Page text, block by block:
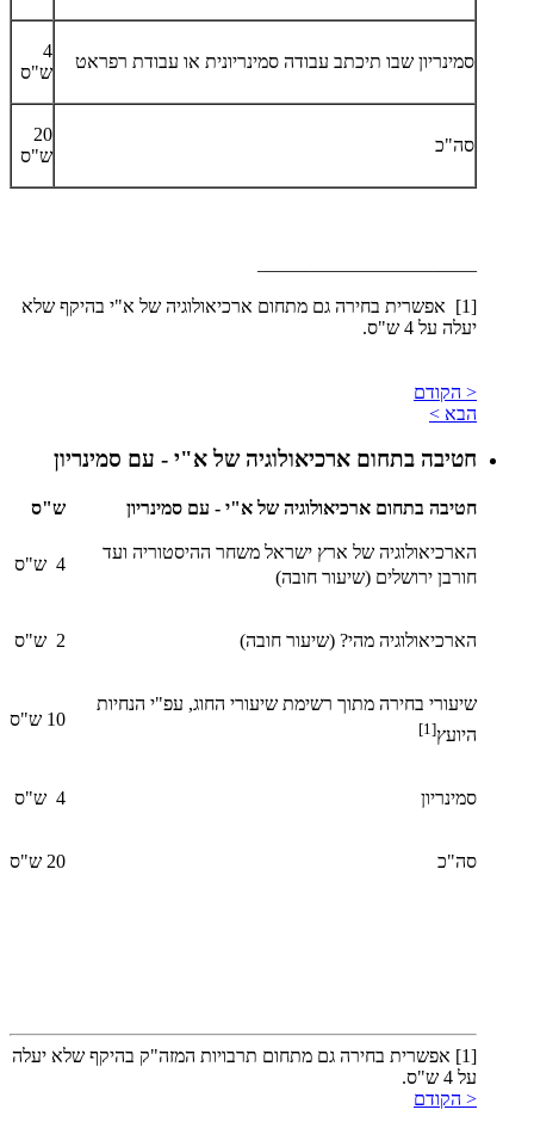
סמינריון שבו תיכתב עבודה סמינריונית או עבודת רפראט
4
ש"ס
סה"כ
20
ש"ס
[1] אפשרית בחירה גם מתחום ארכיאולוגיה של א"י בהיקף שלא
יעלה על 4 ש"ס.
< הקודם
הבא >
חטיבה בתחום ארכיאולוגיה של א"י - עם סמינריון
חטיבה בתחום ארכיאולוגיה של א"י - עם סמינריון ש"ס
הארכיאולוגיה של ארץ ישראל משחר ההיסטוריה ועד
חורבן ירושלים (שיעור חובה)
4 ש"ס
הארכיאולוגיה מהי? (שיעור חובה) 2 ש"ס
שיעורי בחירה מתוך רשימת שיעורי החוג, עפ"י הנחיות
היועץ[1] 10 ש"ס
סמינריון 4 ש"ס
סה"כ 20 ש"ס
[1] אפשרית בחירה גם מתחום תרבויות המזה"ק בהיקף שלא יעלה
על 4 ש"ס.
< הקודם